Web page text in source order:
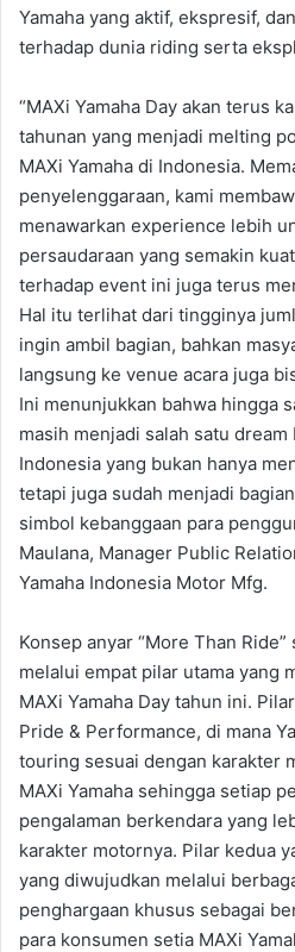
Yamaha yang aktif, ekspresif,
terhadap dunia riding serta
“MAXi Yamaha Day akan terus
tahunan yang menjadi melting
MAXi Yamaha di Indonesia.
penyelenggaraan, kami
menawarkan experience lebih
persaudaraan yang semakin
terhadap event ini juga terus
Hal itu terlihat dari tingginya
ingin ambil bagian, bahkan
langsung ke venue acara juga
Ini menunjukkan bahwa hingga
masih menjadi salah satu dream
Indonesia yang bukan hanya
tetapi juga sudah menjadi
simbol kebanggaan para
Maulana, Manager Public
Yamaha Indonesia Motor Mfg.
Konsep anyar “More Than
melalui empat pilar utama yang
MAXi Yamaha Day tahun ini.
Pride & Performance, di mana
touring sesuai dengan karakter
MAXi Yamaha sehingga setiap
pengalaman berkendara yang
karakter motornya. Pilar kedua
yang diwujudkan melalui
penghargaan khusus sebagai
para konsumen setia MAXi